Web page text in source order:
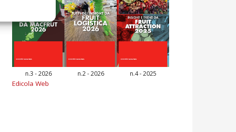
n.3 - 2026 n.2 - 2026 n.4 - 2025
Edicola Web